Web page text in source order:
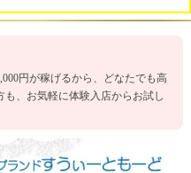
円が稼げるから、どなたでも高
、お気軽に体験入店からお試し